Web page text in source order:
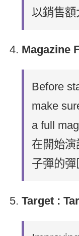
以銷售額
Magazine
Before
make
a full
在開始
子彈的彈
Target :